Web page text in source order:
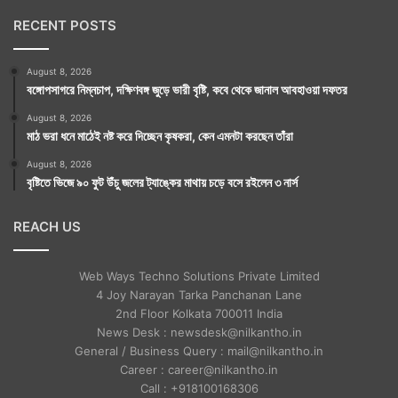
RECENT POSTS
August 8, 2026
বঙ্গোপসাগরে নিম্নচাপ, দক্ষিণবঙ্গ জুড়ে ভারী বৃষ্টি, কবে থেকে জানাল আবহাওয়া দফতর
August 8, 2026
মাঠ ভরা ধনে মাঠেই নষ্ট করে দিচ্ছেন কৃষকরা, কেন এমনটা করছেন তাঁরা
August 8, 2026
বৃষ্টিতে ভিজে ৯০ ফুট উঁচু জলের ট্যাঙ্কের মাথায় চড়ে বসে রইলেন ৩ নার্স
REACH US
Web Ways Techno Solutions Private Limited
4 Joy Narayan Tarka Panchanan Lane
2nd Floor Kolkata 700011 India
News Desk : newsdesk@nilkantho.in
General / Business Query : mail@nilkantho.in
Career : career@nilkantho.in
Call : +918100168306